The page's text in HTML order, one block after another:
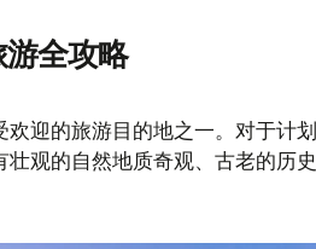
全攻略
迎的旅游目的地之一。对于计划
观的自然地质奇观、古老的历史